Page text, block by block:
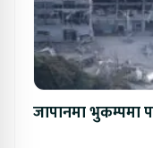
जापानमा भुकम्पमा